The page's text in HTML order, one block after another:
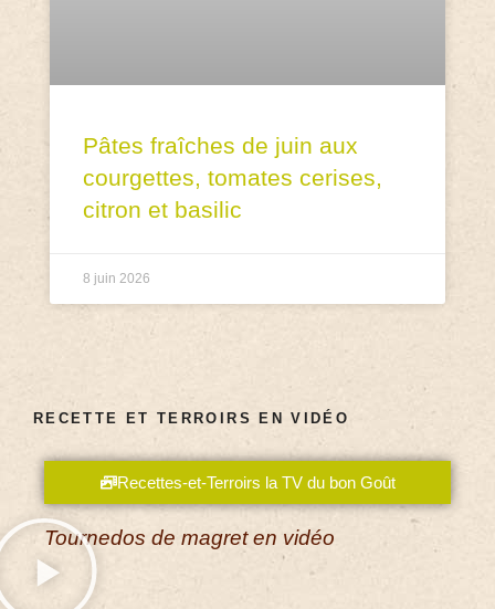
Pâtes fraîches de juin aux
courgettes, tomates cerises,
citron et basilic
8 juin 2026
RECETTE ET TERROIRS EN VIDÉO
Recettes-et-Terroirs la TV du bon Goût
Tournedos de magret en vidéo